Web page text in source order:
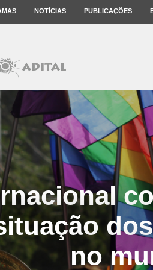
NOTÍCIAS PUBLICAÇÕES
no